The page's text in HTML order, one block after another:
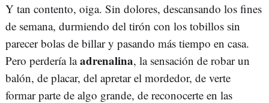
Y tan contento, oiga. Sin dolores, descansando los fines
de semana, durmiendo del tirón con los tobillos sin
parecer bolas de billar y pasando más tiempo en casa.
Pero perdería laadrenalina, la sensación de robar un
balón, de placar, del apretar el mordedor, de verte
formar parte de algo grande, de reconocerte en las